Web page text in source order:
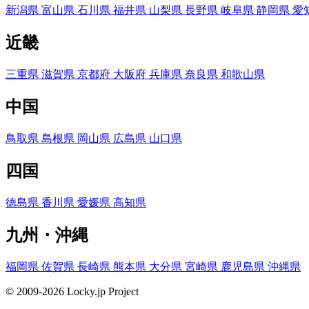
新潟県 富山県 石川県 福井県 山梨県 長野県 岐阜県 静岡県 愛
近畿
三重県 滋賀県 京都府 大阪府 兵庫県 奈良県 和歌山県
中国
鳥取県 島根県 岡山県 広島県 山口県
四国
徳島県 香川県 愛媛県 高知県
九州・沖縄
福岡県 佐賀県 長崎県 熊本県 大分県 宮崎県 鹿児島県 沖縄県
© 2009-2026 Locky.jp Project